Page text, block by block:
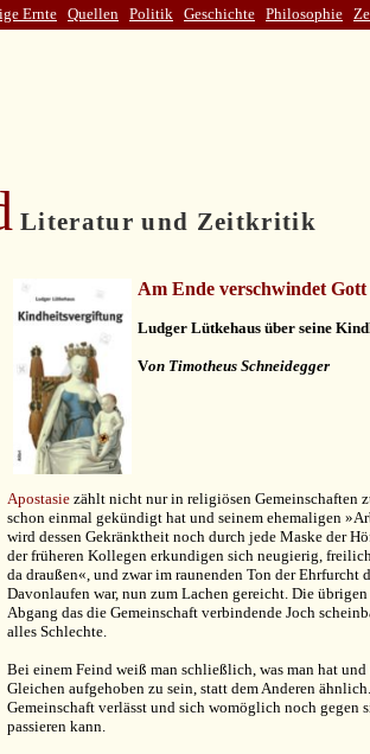
Ernte Quellen Politik Geschichte Philosophie
Literatur und Zeitkritik
Am Ende verschwindet
Ludger Lütkehaus über seine
Von Timotheus Schneidegger
Apostasie zählt nicht nur in religiösen Gemeinschaften
schon einmal gekündigt hat und seinem ehemaligen
wird dessen Gekränktheit noch durch jede Maske der
der früheren Kollegen erkundigen sich neugierig,
da draußen«, und zwar im raunenden Ton der Ehrfurcht
Davonlaufen war, nun zum Lachen gereicht. Die übrigen
Abgang das die Gemeinschaft verbindende Joch
alles Schlechte.
Bei einem Feind weiß man schließlich, was man hat
Gleichen aufgehoben zu sein, statt dem Anderen
Gemeinschaft verlässt und sich womöglich noch gegen
passieren kann.